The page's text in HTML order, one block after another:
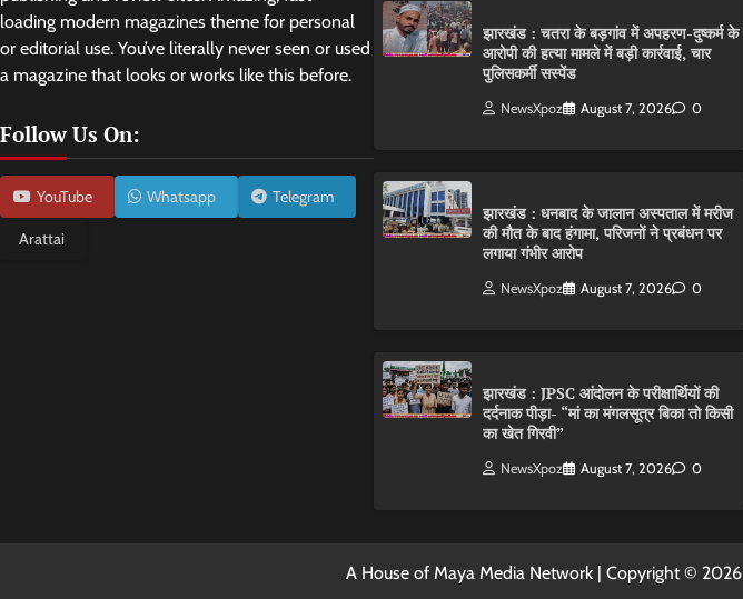
loading modern magazines theme for personal
or editorial use. You’ve literally never seen or used
a magazine that looks or works like this before.
Follow Us On:
YouTube Whatsapp Telegram
Arattai
झारखंड : चतरा के बड़गांव में अपहरण-दुष्कर्म के
आरोपी की हत्या मामले में बड़ी कार्रवाई, चार
पुलिसकर्मी सस्पेंड
NewsXpoz August 7, 2026 0
झारखंड : धनबाद के जालान अस्पताल में मरीज
की मौत के बाद हंगामा, परिजनों ने प्रबंधन पर
लगाया गंभीर आरोप
NewsXpoz August 7, 2026 0
झारखंड : JPSC आंदोलन के परीक्षार्थियों की
दर्दनाक पीड़ा- “मां का मंगलसूत्र बिका तो किसी
का खेत गिरवी”
NewsXpoz August 7, 2026 0
A House of Maya Media Network | Copyright © 2026